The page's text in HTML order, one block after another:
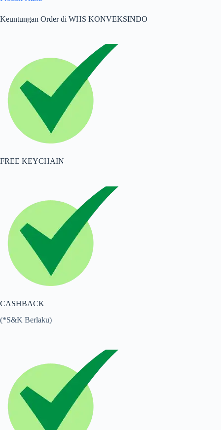
Keuntungan Order di WHS KONVEKSINDO
FREE KEYCHAIN
CASHBACK
(*S&K Berlaku)